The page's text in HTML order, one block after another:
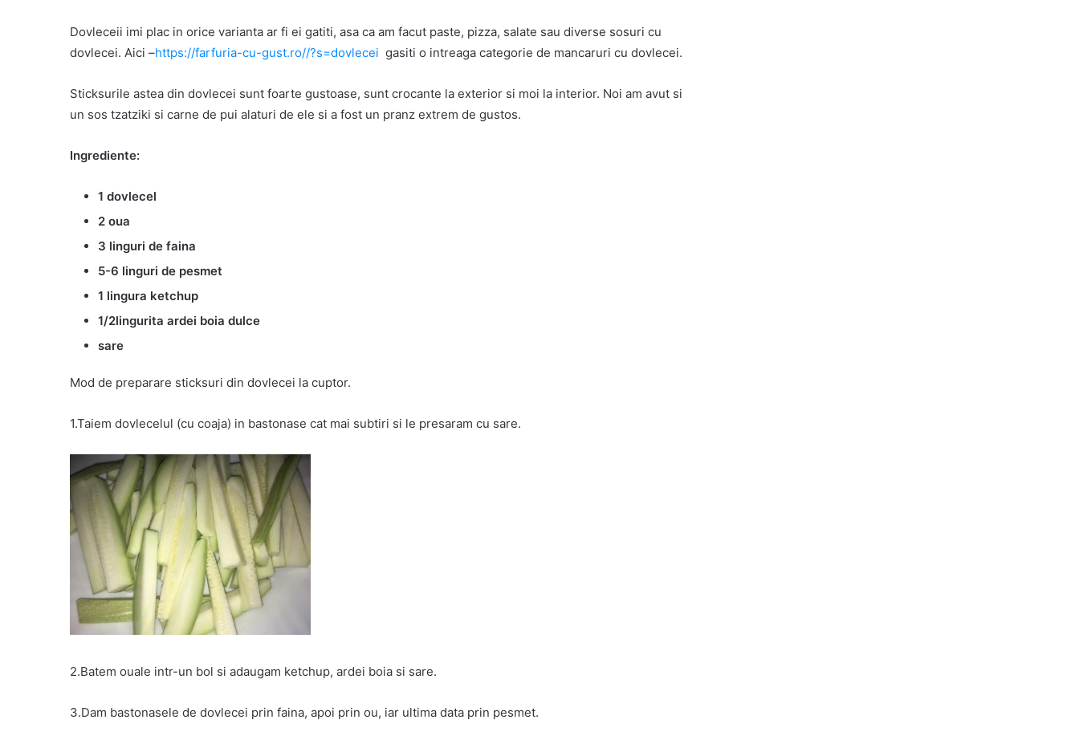
Dovleceii imi plac in orice varianta ar fi ei gatiti, asa ca am facut paste, pizza, salate sau diverse sosuri cu
dovlecei. Aici –https://farfuria-cu-gust.ro//?s=dovlecei gasiti o intreaga categorie de mancaruri cu dovlecei.
Sticksurile astea din dovlecei sunt foarte gustoase, sunt crocante la exterior si moi la interior. Noi am avut si
un sos tzatziki si carne de pui alaturi de ele si a fost un pranz extrem de gustos.
Ingrediente:
1 dovlecel
2 oua
3 linguri de faina
5-6 linguri de pesmet
1 lingura ketchup
1/2lingurita ardei boia dulce
sare
Mod de preparare sticksuri din dovlecei la cuptor.
1.Taiem dovlecelul (cu coaja) in bastonase cat mai subtiri si le presaram cu sare.
2.Batem ouale intr-un bol si adaugam ketchup, ardei boia si sare.
3.Dam bastonasele de dovlecei prin faina, apoi prin ou, iar ultima data prin pesmet.